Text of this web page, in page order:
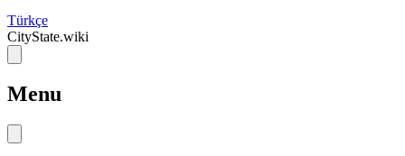
Türkçe
CityState.wiki
Menu